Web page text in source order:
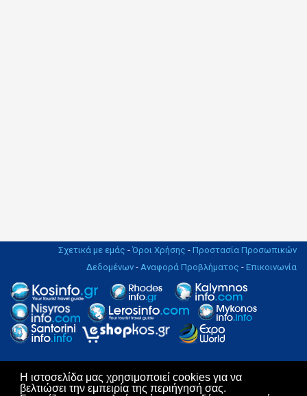
Η ιστοσελίδα μας χρησιμοποιεί cookies για να
βελτιώσει την εμπειρία της περιήγησή σας.
Σχετικά με εμάς - Όροι Χρήσης - Προστασία Προσωπικών
Δεδομένων - Αναφορά Προβλήματος - Επικοινωνία
Copyright © 2004 - 2019. All rights Reserved. | Design & Hosting by